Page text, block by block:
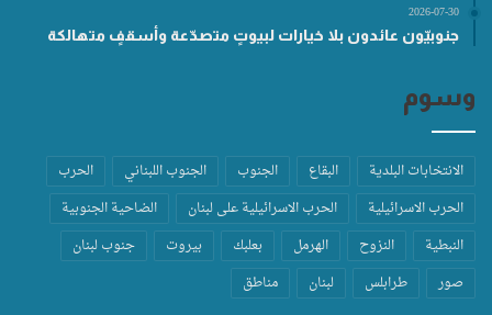
2026-07-30
جنوبيّون عائدون بلا خيارات لبيوتٍ متصدّعة وأسقفٍ متهالكة
وسوم
الانتخابات البلدية البقاع الجنوب الجنوب اللبناني
الحرب
الحرب الاسرائيلية
الحرب الاسرائيلية على لبنان
الضاحية الجنوبية
النبطية
النزوح الهرمل بعلبك بيروت
جنوب لبنان
صور
طرابلس لبنان مناطق